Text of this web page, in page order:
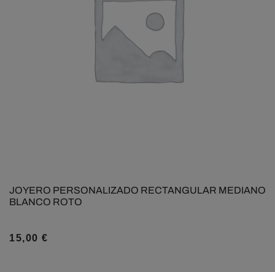
JOYERO PERSONALIZADO RECTANGULAR MEDIANO
BLANCO ROTO
15,00 €